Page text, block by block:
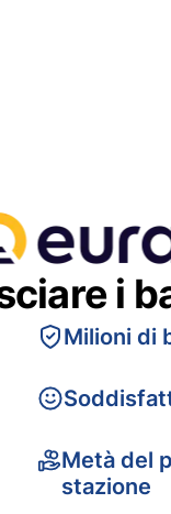
i
Milioni di
Metà del
stazione